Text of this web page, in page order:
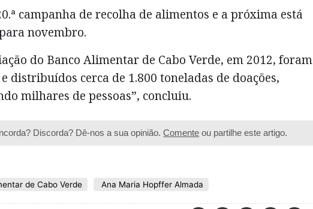
campanha de recolha de alimentos e a próxima está
novembro.
do Banco Alimentar de Cabo Verde, em 2012, foram
distribuídos cerca de 1.800 toneladas de doações,
milhares de pessoas”, concluiu.
Discorda? Dê-nos a sua opinião.Comente ou partilhe este artigo.
de Cabo Verde Ana Maria Hopffer Almada